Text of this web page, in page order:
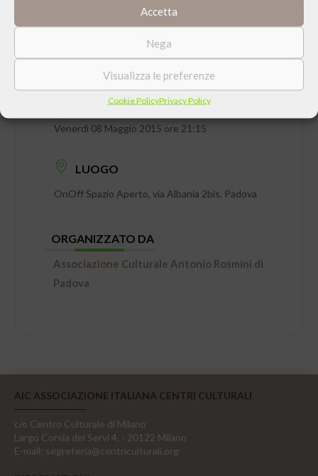
Accetta
Nega
Visualizza le preferenze
Cookie PolicyPrivacy Policy
Venerdì 08 Maggio 2015 ore 21:15
LUOGO
OnOff Spazio Aperto, via Albania 2bis, Padova
ORGANIZZATO DA
Associazione Culturale Antonio Rosmini di
Padova
AIC ASSOCIAZIONE ITALIANA CENTRI CULTURALI
c/o Centro Culturale di Milano
Largo Corsia dei Servi 4, - 20122 Milano
E-mail: segreteria@centriculturali.org